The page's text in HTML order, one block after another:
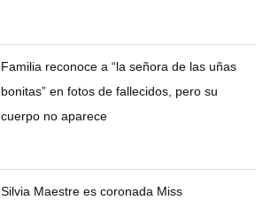
Familia reconoce a “la señora de las uñas
bonitas” en fotos de fallecidos, pero su
cuerpo no aparece
Silvia Maestre es coronada Miss